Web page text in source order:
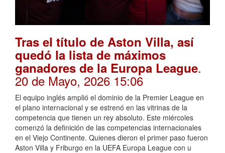
Tras el título de Aston Villa, así
quedó la lista de máximos
ganadores de la Europa League.
20 de Mayo, 2026 15:06
El equipo inglés amplió el dominio de la Premier League en
el plano internacional y se estrenó en las vitrinas de la
competencia que tienen un rey absoluto. Este miércoles
comenzó la definición de las competencias internacionales
en el Viejo Continente. Quienes dieron el primer paso fueron
Aston Villa y Friburgo en la UEFA Europa League con u